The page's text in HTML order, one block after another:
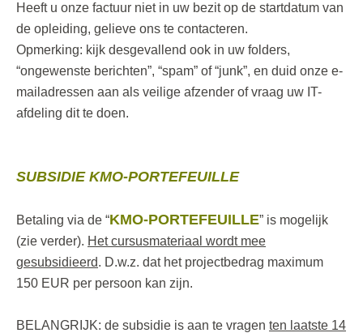
Heeft u onze factuur niet in uw bezit op de startdatum van
de opleiding, gelieve ons te contacteren.
Opmerking: kijk desgevallend ook in uw folders,
“ongewenste berichten”, “spam” of “junk”, en duid onze e-
mailadressen aan als veilige afzender of vraag uw IT-
afdeling dit te doen.
SUBSIDIE KMO-PORTEFEUILLE
Betaling via de “KMO-PORTEFEUILLE” is mogelijk
(zie verder). Het cursusmateriaal wordt mee
gesubsidieerd. D.w.z. dat het projectbedrag maximum
150 EUR per persoon kan zijn.
BELANGRIJK: de subsidie is aan te vragen ten laatste 14